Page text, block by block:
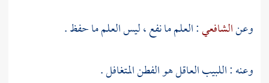
وعنالشافعي: العلم ما نفع ، ليس العلم ما حفظ .
وعنه : اللبيب العاقل هو الفطن المتغافل .